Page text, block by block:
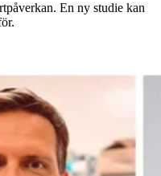
En ny studie kan